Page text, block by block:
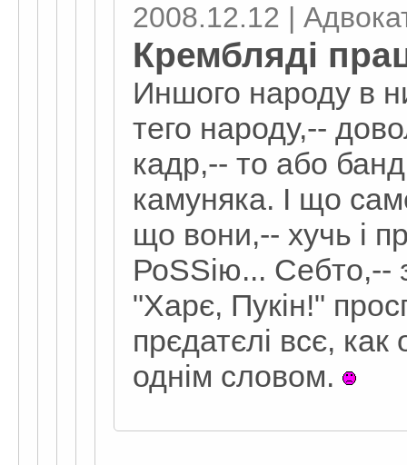
2008.12.12 |
Крембляді
Иншого народу в
тего народу,--
кадр,-- то або
камуняка. І що
що вони,-- хучь і
РоSSію... Себто,--
"Харє, Пукін!"
прєдатєлі всє,
однім словом.